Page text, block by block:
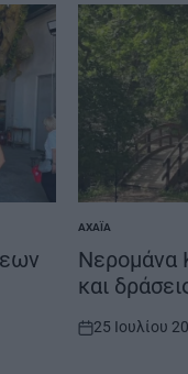
POSTED
IN
ΑΧΑΪ́Α
Νερομάνα
και
on
25 Ιουλίου